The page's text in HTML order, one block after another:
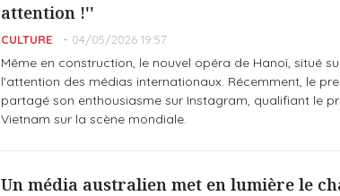
attention !''
CULTURE 04/05/2026 19:57
Même en construction, le nouvel opéra de Hanoï, situé
l'attention des médias internationaux. Récemment, le
partagé son enthousiasme sur Instagram, qualifiant le
Vietnam sur la scène mondiale.
Un média australien met en lumière le